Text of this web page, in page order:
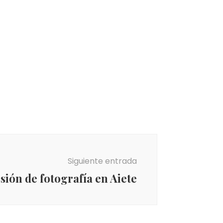
Siguiente entrada
de fotografía en Aiete